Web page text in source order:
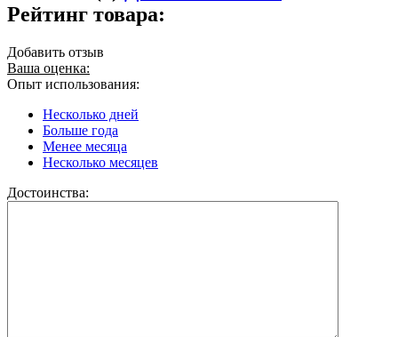
Рейтинг товара:
Добавить отзыв
Ваша оценка:
Опыт использования:
Несколько дней
Больше года
Менее месяца
Несколько месяцев
Достоинства: